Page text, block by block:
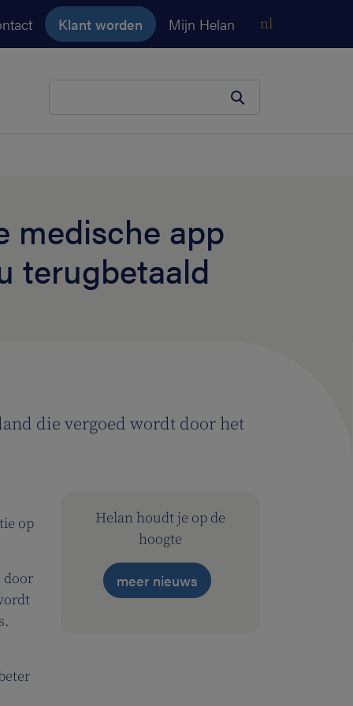
Klant worden Mijn Helan nl
medische app
terugbetaald
die vergoed wordt door het
op
door
Helan houdt je op de
hoogte
meer nieuws